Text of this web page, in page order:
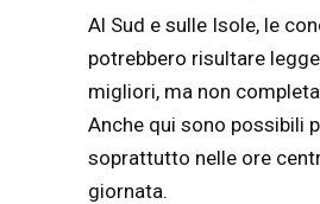
Al Sud e sulle Isole, le
potrebbero risultare
migliori, ma non
Anche qui sono possibili
soprattutto nelle ore
giornata.